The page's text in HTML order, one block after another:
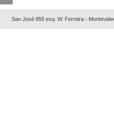
San José 955 esq. W. Ferreira -